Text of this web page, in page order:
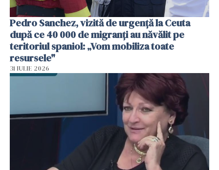
Pedro Sanchez, vizită de urgență la Ceuta
după ce 40 000 de migranți au năvălit pe
teritoriul spaniol: „Vom mobiliza toate
resursele"
31 IULIE 2026